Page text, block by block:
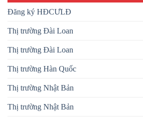
Đăng ký HĐCƯLĐ
Thị trường Đài Loan
Thị trường Đài Loan
Thị trường Hàn Quốc
Thị trường Nhật Bản
Thị trường Nhật Bản